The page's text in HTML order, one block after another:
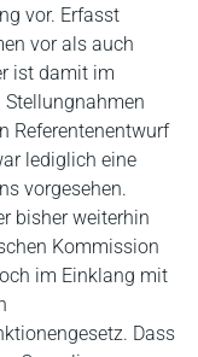
vor. Erfasst
vor als auch
ist damit im
Referentenentwurf
lediglich eine
vorgesehen.
bisher weiterhin
Kommission
im Einklang mit
Dass